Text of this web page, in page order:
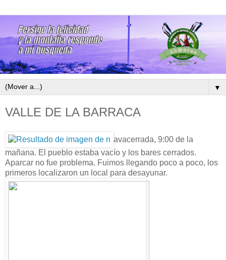
▼
VALLE DE LA BARRACA
avacerrada, 9:00 de la
mañana. El pueblo estaba vacío y los bares cerrados.
Aparcar no fue problema. Fuimos llegando poco a poco, los
primeros localizaron un local para desayunar.